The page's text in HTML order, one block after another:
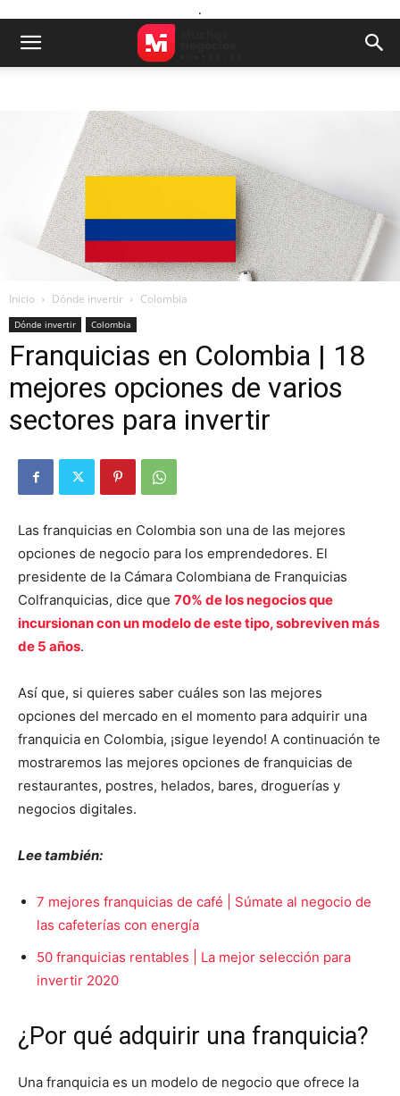
.
Inicio Dónde invertir Colombia
Dónde invertir Colombia
Franquicias en Colombia | 18
mejores opciones de varios
sectores para invertir
Las franquicias en Colombia son una de las mejores
opciones de negocio para los emprendedores. El
presidente de la Cámara Colombiana de Franquicias
Colfranquicias, dice que 70% de los negocios que
incursionan con un modelo de este tipo, sobreviven más
de 5 años.
Así que, si quieres saber cuáles son las mejores
opciones del mercado en el momento para adquirir una
franquicia en Colombia, ¡sigue leyendo! A continuación te
mostraremos las mejores opciones de franquicias de
restaurantes, postres, helados, bares, droguerías y
negocios digitales.
Lee también:
7 mejores franquicias de café | Súmate al negocio de
las cafeterías con energía
50 franquicias rentables | La mejor selección para
invertir 2020
¿Por qué adquirir una franquicia?
Una franquicia es un modelo de negocio que ofrece la